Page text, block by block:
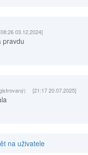
03.12.2024]
pravdu
[21:17 20.07.2025]
na uživatele